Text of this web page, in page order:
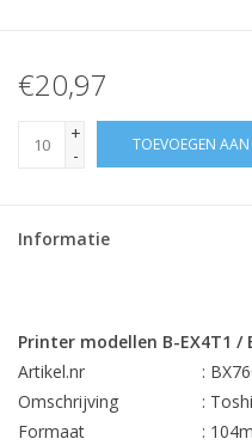
€20,97
+
-
TOEVOEGEN
Informatie
Printer modellen B-EX4T1 /
Artikel.nr
:
Omschrijving
:
Formaat
: